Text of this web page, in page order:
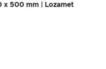
x 500 mm | Lozamet